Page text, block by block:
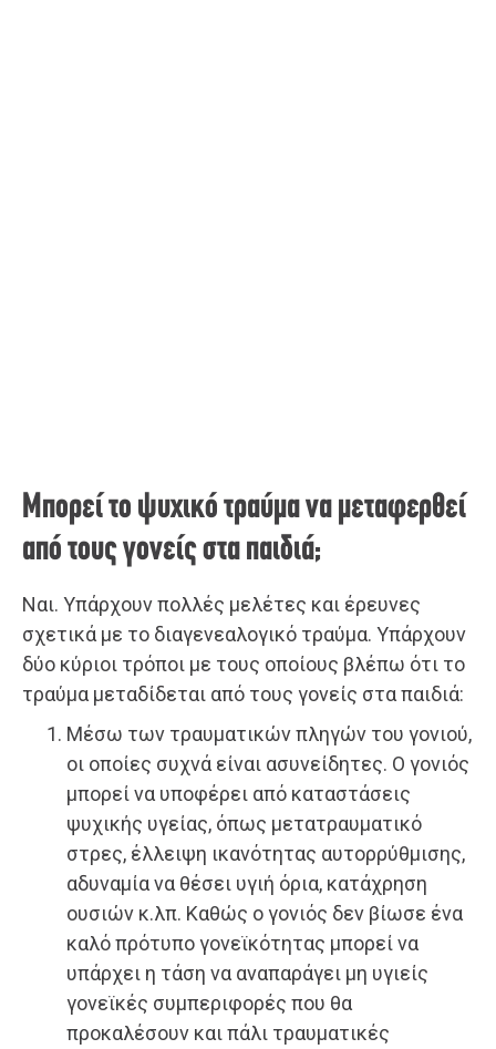
Μπορεί το ψυχικό τραύμα να μεταφερθεί
από τους γονείς στα παιδιά;
Ναι. Υπάρχουν πολλές μελέτες και έρευνες
σχετικά με το διαγενεαλογικό τραύμα. Υπάρχουν
δύο κύριοι τρόποι με τους οποίους βλέπω ότι το
τραύμα μεταδίδεται από τους γονείς στα παιδιά:
Μέσω των τραυματικών πληγών του γονιού,
οι οποίες συχνά είναι ασυνείδητες. Ο γονιός
μπορεί να υποφέρει από καταστάσεις
ψυχικής υγείας, όπως μετατραυματικό
στρες, έλλειψη ικανότητας αυτορρύθμισης,
αδυναμία να θέσει υγιή όρια, κατάχρηση
ουσιών κ.λπ. Καθώς ο γονιός δεν βίωσε ένα
καλό πρότυπο γονεϊκότητας μπορεί να
υπάρχει η τάση να αναπαράγει μη υγιείς
γονεϊκές συμπεριφορές που θα
προκαλέσουν και πάλι τραυματικές